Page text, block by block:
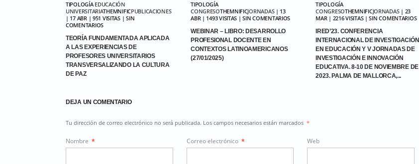
TIPOLOGÍA EDUCACIÓN
UNIVERSITARIATHEMNIFICPUBLICACIONES
| 17 ABR | 951 VISITAS | SIN
COMENTARIOS
TEORÍA FUNDAMENTADA APLICADA
A LAS EXPERIENCIAS DE
PROFESORES UNIVERSITARIOS
TRANSVERSALIZANDO LA CULTURA
DE PAZ
TIPOLOGÍA
CONGRESOTHEMNIFICJORNADAS| 13
ABR | 1493 VISITAS | SIN COMENTARIOS
WEBINAR – LIBRO: DESARROLLO
PROFESIONAL DOCENTE EN
CONTEXTOS LATINOAMERICANOS
(27/01/2025)
TIPOLOGÍA
CONGRESOTHEMNIFICJORNADAS| 23
MAR | 2216 VISITAS | SIN COMENTARIOS
IRED’23. CONFERENCIA
INTERNACIONAL DE INVESTIGACIÓN
EN EDUCACIÓN Y V JORNADAS DE
INVESTIGACIÓN E INNOVACIÓN
EDUCATIVA. 8-10 DE NOVIEMBRE DE
2023. PALMA DE MALLORCA,...
DEJA UN COMENTARIO
Tu dirección de correo electrónico no será publicada. Los campos necesarios están marcados *
Nombre * Correo electrónico * Web